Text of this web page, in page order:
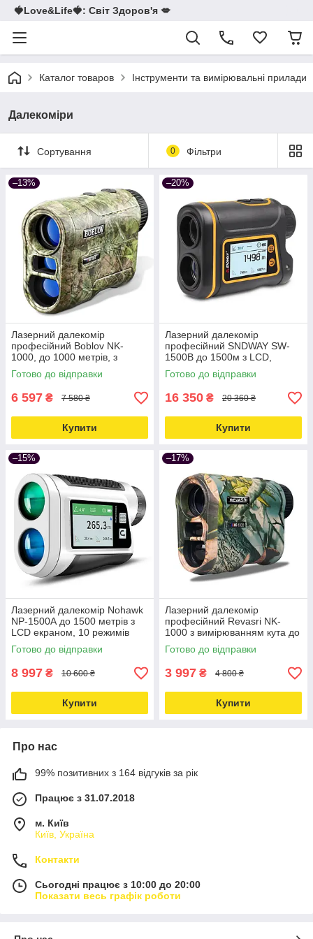
🍓Love&Life🍓: Світ Здоров'я 💋
Каталог товаров Інструменти та вимірювальні прилади
Далекоміри
Сортування 0 Фільтри
–13%
Лазерний далекомір
професійний Boblov NK-
1000, до 1000 метрів, з
функцією кута Love&Life -
online-multimarket-
Готово до відправки
6 597 ₴ 7 580 ₴
Купити
–20%
Лазерний далекомір
професійний SNDWAY SW-
1500B до 1500м з LCD,
швидкість, кут, висота
Love&Life -online-multimarket-
Готово до відправки
16 350 ₴ 20 360 ₴
Купити
–15%
Лазерний далекомір Nohawk
NP-1500А до 1500 метрів з
LCD екраном, 10 режимів
Love&Life -online-multimarket-
Готово до відправки
8 997 ₴ 10 600 ₴
Купити
–17%
Лазерний далекомір
професійний Revasri NK-
1000 з вимірюванням кута до
1000м Love&Life -online-
multimarket-
Готово до відправки
3 997 ₴ 4 800 ₴
Купити
Про нас
99% позитивних з 164 відгуків за рік
Працює з 31.07.2018
м. Київ
Київ, Україна
Контакти
Сьогодні працює з 10:00 до 20:00
Показати весь графік роботи